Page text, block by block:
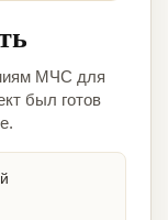
МЧС для
был готов